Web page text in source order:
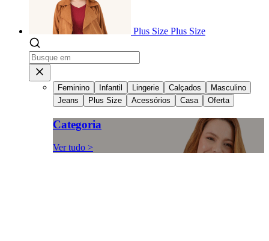
Plus Size Plus Size
Feminino Infantil Lingerie Calçados
Masculino
Jeans
Plus Size Acessórios Casa Oferta
Categoria
Ver tudo >